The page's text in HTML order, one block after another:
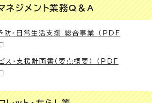
ネジメント業務Q＆A
防・日常生活支援 総合事業 （PDF
ス・支援計画書（要点概要） （PDF